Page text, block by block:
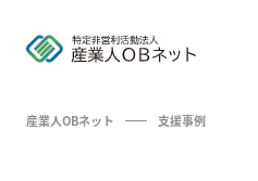
産業人OBネット 支援事例